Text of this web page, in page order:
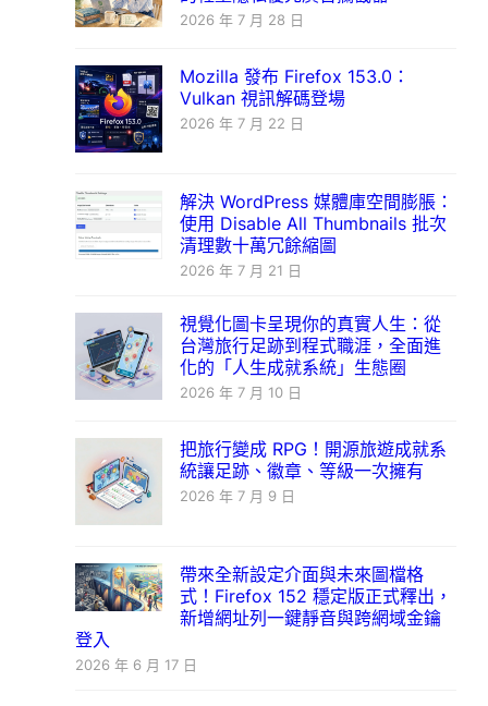
2026 年 7 月 28 日
Mozilla 發布 Firefox 153.0：
Vulkan 視訊解碼登場
2026 年 7 月 22 日
解決 WordPress 媒體庫空間膨脹：
使用 Disable All Thumbnails 批次
清理數十萬冗餘縮圖
2026 年 7 月 21 日
視覺化圖卡呈現你的真實人生：從
台灣旅行足跡到程式職涯，全面進
化的「人生成就系統」生態圈
2026 年 7 月 10 日
把旅行變成 RPG！開源旅遊成就系
統讓足跡、徽章、等級一次擁有
2026 年 7 月 9 日
帶來全新設定介面與未來圖檔格
式！Firefox 152 穩定版正式釋出，
新增網址列一鍵靜音與跨網域金鑰
登入
2026 年 6 月 17 日